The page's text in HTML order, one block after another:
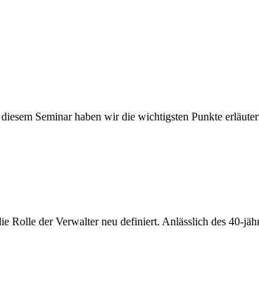
Seminar haben wir die wichtigsten Punkte
Rolle der Verwalter neu definiert. Anlässlich des 40-